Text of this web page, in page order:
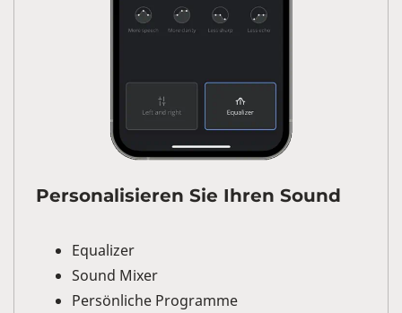
Personalisieren Sie Ihren Sound
Equalizer
Sound Mixer
Persönliche Programme